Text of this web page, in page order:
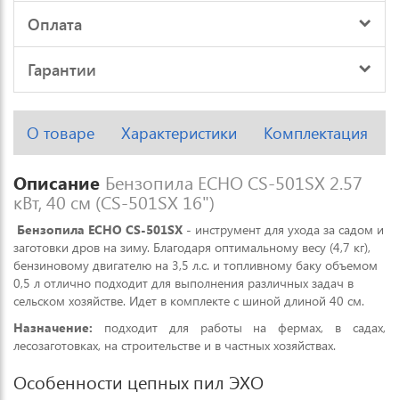
Оплата
Гарантии
О товаре Характеристики Комплектация
Описание Бензопила ECHO CS-501SX 2.57
кВт, 40 см (CS-501SX 16")
Бензопила ECHO CS-501SX - инструмент для ухода за садом и
заготовки дров на зиму. Благодаря оптимальному весу (4,7 кг),
бензиновому двигателю на 3,5 л.с. и топливному баку объемом
0,5 л отлично подходит для выполнения различных задач в
сельском хозяйстве. Идет в комплекте с шиной длиной 40 см.
Назначение: подходит для работы на фермах, в садах,
лесозаготовках, на строительстве и в частных хозяйствах.
Особенности цепных пил ЭХО